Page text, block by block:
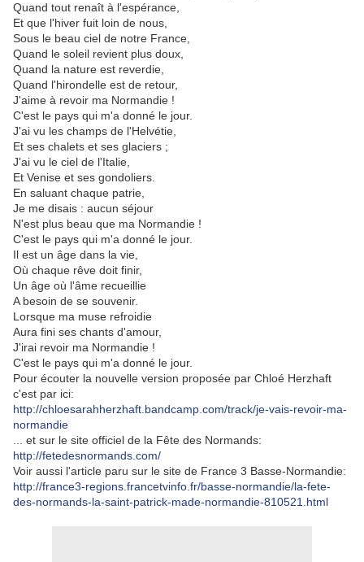
Quand tout renaît à l'espérance,
Et que l'hiver fuit loin de nous,
Sous le beau ciel de notre France,
Quand le soleil revient plus doux,
Quand la nature est reverdie,
Quand l'hirondelle est de retour,
J'aime à revoir ma Normandie !
C'est le pays qui m'a donné le jour.
J'ai vu les champs de l'Helvétie,
Et ses chalets et ses glaciers ;
J'ai vu le ciel de l'Italie,
Et Venise et ses gondoliers.
En saluant chaque patrie,
Je me disais : aucun séjour
N'est plus beau que ma Normandie !
C'est le pays qui m'a donné le jour.
Il est un âge dans la vie,
Où chaque rêve doit finir,
Un âge où l'âme recueillie
A besoin de se souvenir.
Lorsque ma muse refroidie
Aura fini ses chants d'amour,
J'irai revoir ma Normandie !
C'est le pays qui m'a donné le jour.
Pour écouter la nouvelle version proposée par Chloé Herzhaft
c'est par ici:
http://chloesarahherzhaft.bandcamp.com/track/je-vais-revoir-ma-
normandie
... et sur le site officiel de la Fête des Normands:
http://fetedesnormands.com/
Voir aussi l'article paru sur le site de France 3 Basse-Normandie:
http://france3-regions.francetvinfo.fr/basse-normandie/la-fete-
des-normands-la-saint-patrick-made-normandie-810521.html